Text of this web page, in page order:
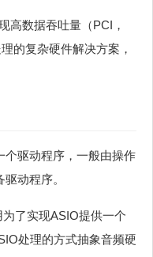
高数据吞吐量（PCI，
的复杂硬件解决方案，
个驱动程序，一般由操作
动程序。
了实现ASIO提供一个
处理的方式抽象音频硬